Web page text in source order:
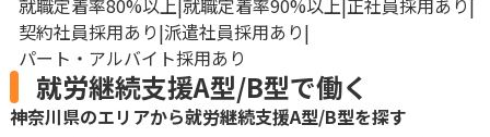
就職定着率80%以上 就職定着率90%以上 正社員採用あり
契約社員採用あり 派遣社員採用あり
パート・アルバイト採用あり
就労継続支援A型/B型で働く
神奈川県のエリアから就労継続支援A型/B型を探す